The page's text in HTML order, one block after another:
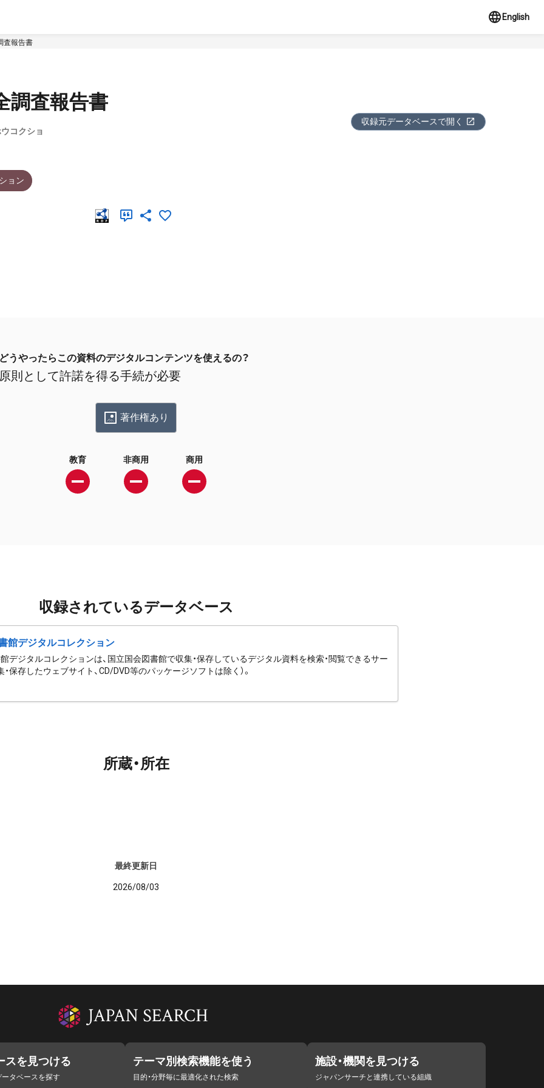
English
査報告書
調査報告書
コクショ
収録元データベースで開く
ョン
どうやったらこの資料のデジタルコンテンツを使えるの？
原則として許諾を得る手続が必要
著作権あり
教育 非商用 商用
収録されているデータベース
館デジタルコレクション
デジタルコレクションは、国立国会図書館で収集・保存しているデジタル資料を検索・閲覧できるサー
・保存したウェブサイト、CD/DVD等のパッケージソフトは除く）。
所蔵・所在
最終更新日
2026/08/03
スを見つける
タベースを探す
テーマ別検索機能を使う
目的・分野毎に最適化された検索
施設・機関を見つける
ジャパンサーチと連携している組織